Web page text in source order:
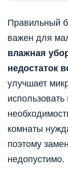
Правильный
важен для
влажная
недостаток
улучшает
комнаты
поэтому
недопустимо.